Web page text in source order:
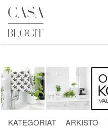
Skip
content
KATEGORIAT ARKISTO